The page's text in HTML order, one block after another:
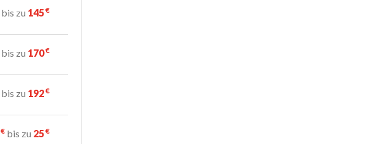
bis zu 145€
bis zu 170€
bis zu 192€
€ bis zu 25€